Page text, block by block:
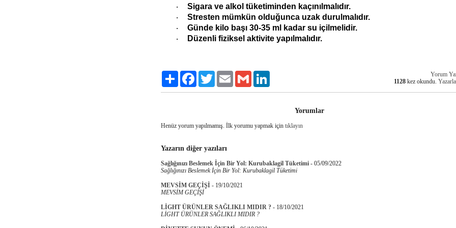
· Sigara ve alkol tüketiminden kaçınılmalıdır.
· Stresten mümkün olduğunca uzak durulmalıdır.
· Günde kilo başı 30-35 ml kadar su içilmelidir.
· Düzenli fiziksel aktivite yapılmalıdır.
Paylaş FacebookTwitter Email Gmail
Yorum
1128 kez okundu.
Yorumlar
Henüz yorum yapılmamış. İlk yorumu yapmak için tıklayın
Yazarın diğer yazıları
Sağlığınızı Beslemek İçin Bir Yol: Kurubaklagil Tüketimi - 05/09/2022
Sağlığınızı Beslemek İçin Bir Yol: Kurubaklagil Tüketimi
MEVSİM GEÇİŞİ - 19/10/2021
MEVSİM GEÇİŞİ
LİGHT ÜRÜNLER SAĞLIKLI MIDIR ? - 18/10/2021
LİGHT ÜRÜNLER SAĞLIKLI MIDIR ?